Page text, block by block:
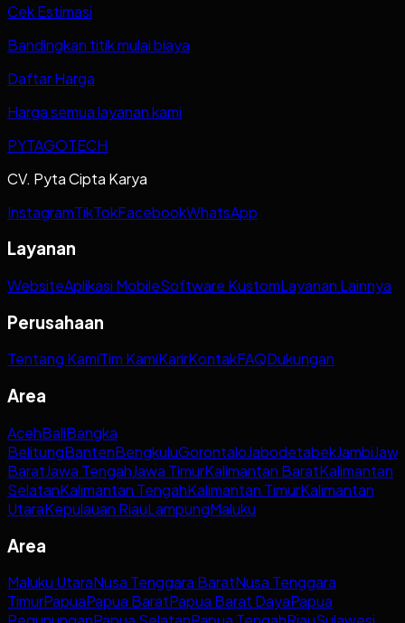
Cek Estimasi
Bandingkan titik mulai biaya
Daftar Harga
Harga semua layanan kami
PYTAGOTECH
CV. Pyta Cipta Karya
InstagramTikTokFacebookWhatsApp
Layanan
WebsiteAplikasi MobileSoftware KustomLayanan Lainnya
Perusahaan
Tentang KamiTim KamiKarirKontakFAQDukungan
Area
AcehBaliBangka
BelitungBantenBengkuluGorontaloJabodetabekJambi
BaratJawa TengahJawa TimurKalimantan BaratKalimantan
SelatanKalimantan TengahKalimantan TimurKalimantan
UtaraKepulauan RiauLampungMaluku
Area
Maluku UtaraNusa Tenggara BaratNusa Tenggara
TimurPapuaPapua BaratPapua Barat DayaPapua